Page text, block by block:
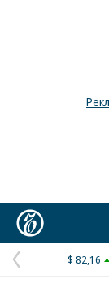
Предыдущая
$ 82,16